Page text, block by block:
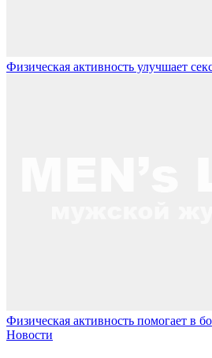
Физическая активность улучшает
Физическая активность помогает в
Новости